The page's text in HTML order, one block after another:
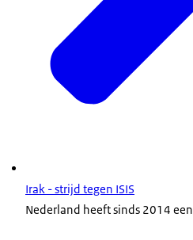
Irak - strijd tegen ISIS
Nederland heeft sinds 2014 een